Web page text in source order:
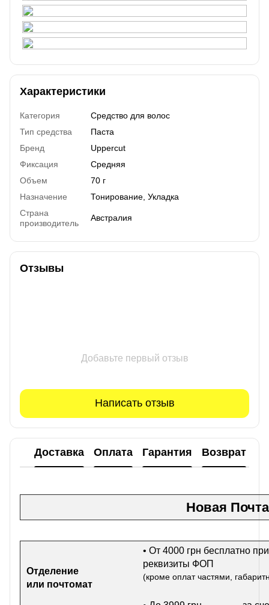
Характеристики
Категория
Средство для волос
Тип средства
Паста
Бренд
Uppercut
Фиксация
Средняя
Объем
70 г
Назначение
Тонирование, Укладка
Страна
производитель
Австралия
Отзывы
Добавьте первый отзыв
Написать отзыв
Доставка Оплата Гарантия Возврат
Новая Почта
Отделение
или почтомат
• От 4000 грн бесплатно
реквизиты ФОП
(кроме оплат частями,